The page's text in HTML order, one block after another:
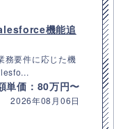
機能追
務要件に応じた機
単価：80万円〜
2026年08月06日